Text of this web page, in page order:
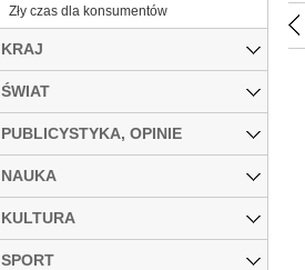
Zły czas dla konsumentów
KRAJ
ŚWIAT
PUBLICYSTYKA, OPINIE
NAUKA
KULTURA
SPORT